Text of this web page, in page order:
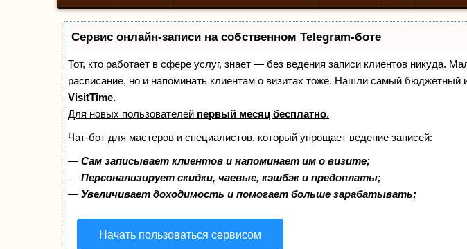
Сервис онлайн-записи на собственном Telegram-боте
Тот, кто работает в сфере услуг, знает — без ведения записи клиентов никуда.
расписание, но и напоминать клиентам о визитах тоже. Нашли самый бюджетный
VisitTime.
Для новых пользователей первый месяц бесплатно.
Чат-бот для мастеров и специалистов, который упрощает ведение записей:
— Сам записывает клиентов и напоминает им о визите;
— Персонализирует скидки, чаевые, кэшбэк и предоплаты;
— Увеличивает доходимость и помогает больше зарабатывать;
Начать пользоваться сервисом